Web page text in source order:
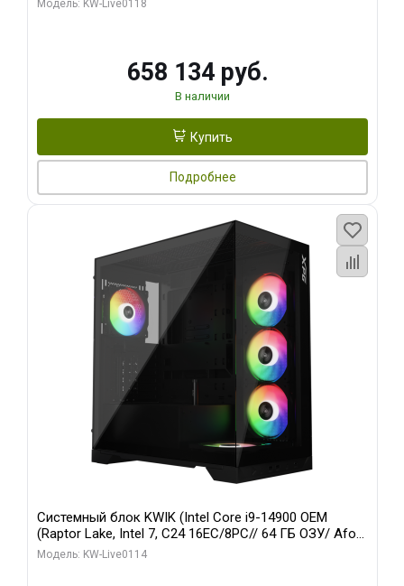
Модель: KW-Live0118
658 134 руб.
В наличии
Купить
Подробнее
Системный блок KWIK (Intel Core i9-14900 OEM
(Raptor Lake, Intel 7, C24 16EC/8PC// 64 ГБ ОЗУ/ Afox
RTX4090 24GB GDDR6X 384-Bit 3xDP HDMI ATX Turbo/
Модель: KW-Live0114